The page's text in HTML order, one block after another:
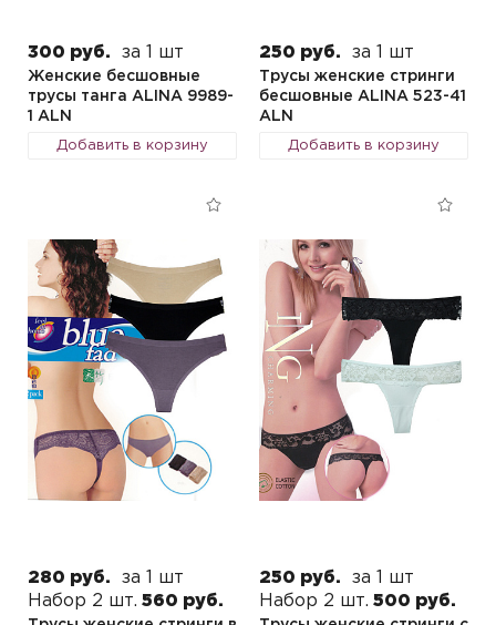
300 руб. за 1 шт
Женские бесшовные
трусы танга ALINA 9989-
1 ALN
Добавить в корзину
250 руб. за 1 шт
Трусы женские стринги
бесшовные ALINA 523-41
ALN
Добавить в корзину
280 руб.
за 1 шт
Набор 2 шт. 560 руб.
250 руб.
за 1 шт
Набор 2 шт. 500 руб.